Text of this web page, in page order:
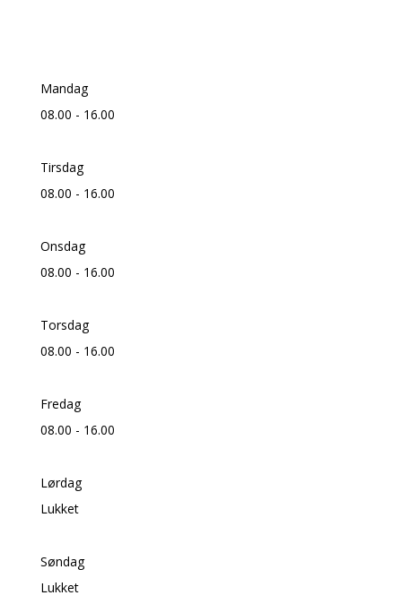
Mandag
08.00 - 16.00
Tirsdag
08.00 - 16.00
Onsdag
08.00 - 16.00
Torsdag
08.00 - 16.00
Fredag
08.00 - 16.00
Lørdag
Lukket
Søndag
Lukket